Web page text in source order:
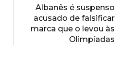
Albanês é suspenso
acusado de falsificar
marca que o levou às
Olimpíadas